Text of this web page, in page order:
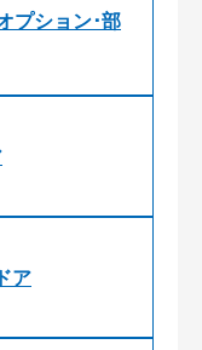
プション･部
ア